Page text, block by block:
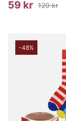
59 kr 120 kr
-48%